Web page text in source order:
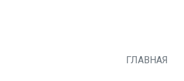
ГЛАВНАЯ